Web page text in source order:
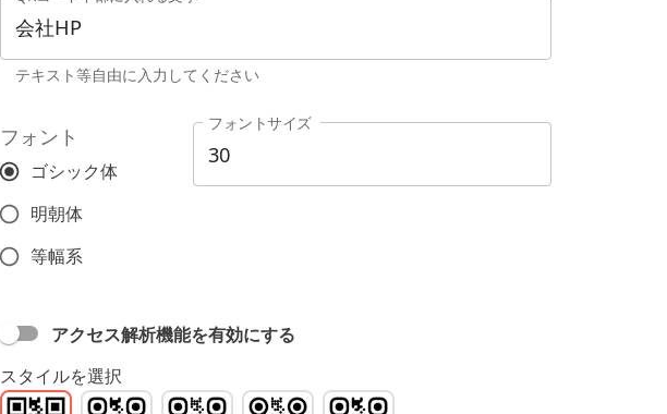
テキスト等自由に入力してください
フォント
ゴシック体
明朝体
等幅系
フォントサイズ
アクセス解析機能を有効にする
スタイルを選択